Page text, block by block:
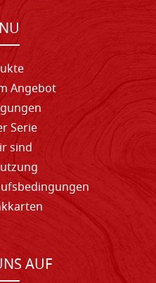
Angebot
Serie
sind
AUF